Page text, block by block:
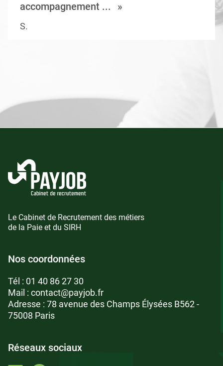
accompagnement ...
S.
Le Cabinet de Recrutement des métiers
de la Paie et du SIRH
Nos coordonnées
Tél : 01 40 86 27 30
Mail : contact@payjob.fr
Adresse : 78 avenue des Champs Élysées B562 -
75008 Paris
Réseaux sociaux